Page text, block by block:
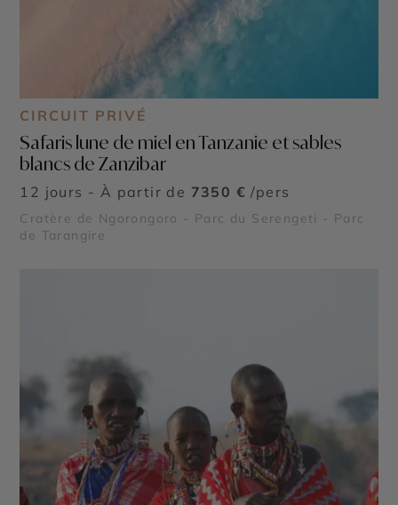
CIRCUIT PRIVÉ
Safaris lune de miel en Tanzanie et sables
blancs de Zanzibar
12 jours - À partir de 7350 € /pers
Cratère de Ngorongoro - Parc du Serengeti - Parc
de Tarangire